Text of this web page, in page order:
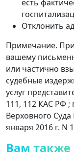
есть
Отклонить
Примечание. При
вашему
или частично
судебные
услуг
111, 112 КАС РФ ;
Верховного
января 2016 г. N
Вам также